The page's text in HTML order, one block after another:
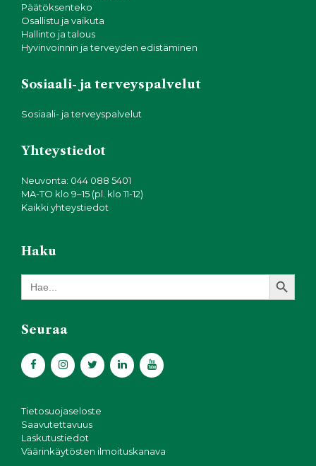
Päätöksenteko
Osallistu ja vaikuta
Hallinto ja talous
Hyvinvoinnin ja terveyden edistäminen
Sosiaali- ja terveyspalvelut
Sosiaali- ja terveyspalvelut
Yhteystiedot
Neuvonta: 044 088 5401
MA-TO klo 9–15 (pl. klo 11-12)
Kaikki yhteystiedot
Haku
Search
for:
Search Button
Seuraa
Tietosuojaseloste
Saavutettavuus
Laskutustiedot
Väärinkäytösten ilmoituskanava